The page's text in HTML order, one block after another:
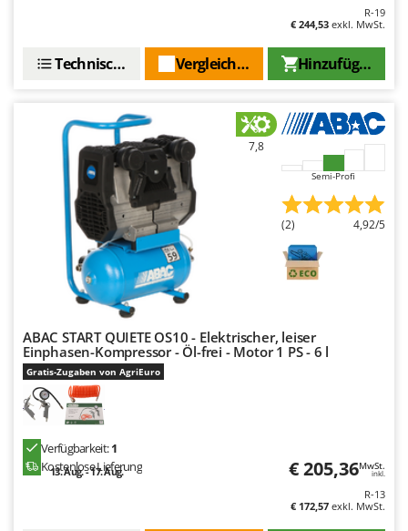
R-19
€ 244,53 exkl. MwSt.
Hinzufügen
Vergleichen Sie
Technische Daten
7,8
Semi-Profi
(2) 4,92/5
ABAC START QUIETE OS10 - Elektrischer, leiser
Einphasen-Kompressor - Öl-frei - Motor 1 PS - 6 l
Gratis-Zugaben von AgriEuro
Verfügbarkeit:1
Kostenlose Lieferung
13. Aug. - 17. Aug. € 205,36MwSt.
inkl.
R-13
€ 172,57 exkl. MwSt.